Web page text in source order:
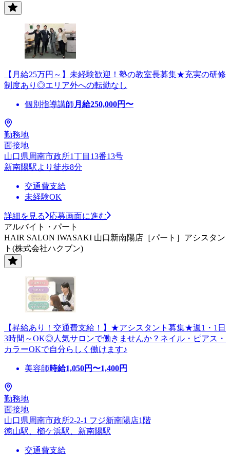
【月給25万円～】未経験歓迎！塾の教室長募集★充実の研修
制度あり◎エリア外への転勤なし
個別指導講師 月給250,000円〜
勤務地
面接地
山口県周南市政所1丁目13番13号
新南陽駅より徒歩8分
交通費支給
未経験OK
詳細を見る
応募画面に進む
アルバイト・パート
HAIR SALON IWASAKI 山口新南陽店［パート］アシスタン
ト(株式会社ハクブン)
【昇給あり！交通費支給！】★アシスタント募集★週1・1日
3時間～OK◎人気サロンで働きませんか？ネイル・ピアス・
カラーOKで自分らしく働けます♪
美容師時給1,050円〜1,400円
勤務地
面接地
山口県周南市政所2-2-1 フジ新南陽店1階
徳山駅、櫛ケ浜駅、新南陽駅
交通費支給